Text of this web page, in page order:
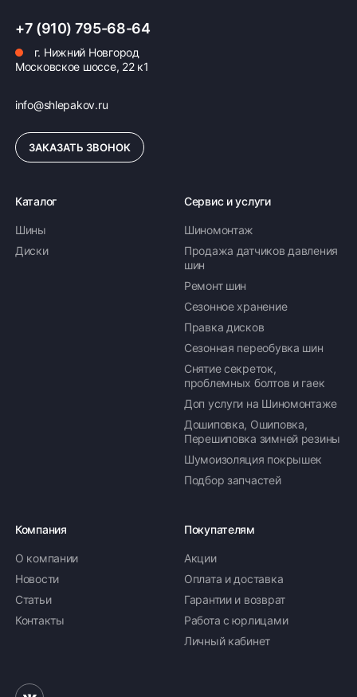
+7 (910) 795-68-64
г. Нижний Новгород
Московское шоссе, 22 к1
info@shlepakov.ru
ЗАКАЗАТЬ ЗВОНОК
Каталог
Шины
Диски
Сервис и услуги
Шиномонтаж
Продажа датчиков давления
шин
Ремонт шин
Сезонное хранение
Правка дисков
Сезонная переобувка шин
Снятие секреток,
проблемных болтов и гаек
Доп услуги на Шиномонтаже
Дошиповка, Ошиповка,
Перешиповка зимней резины
Шумоизоляция покрышек
Подбор запчастей
Компания
О компании
Новости
Статьи
Контакты
Покупателям
Акции
Оплата и доставка
Гарантии и возврат
Работа с юрлицами
Личный кабинет